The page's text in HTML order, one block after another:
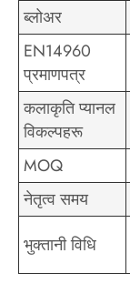
ब्लोअर
EN14960
प्रमाणपत्र
कलाकृति प्यानल
विकल्पहरू
MOQ
नेतृत्व समय
भुक्तानी विधि